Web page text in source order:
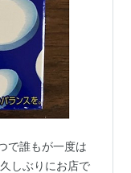
で誰もが一度は
しぶりにお店で